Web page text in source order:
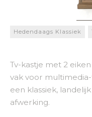
Hedendaags Klassiek
Tv-kastje met 2
vak voor
een klassiek,
afwerking.